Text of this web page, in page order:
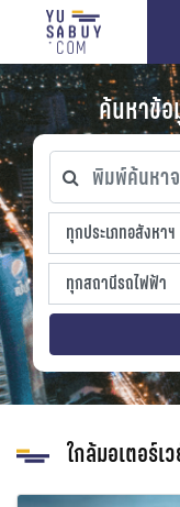
ค้นหาข้อ
พิมพ์ค้นหาจากชื่
ทุกประเภทอสังหา
ทุกประเภทอสังหาฯ
sproperty
ทุกทำเลที่ตั้ง
ทุกสถานีรถไฟฟ้า
ทุกสถานีรถไฟฟ้า
strain-station
ทุกช่วงราคา
ใกล้มอเตอร์เ